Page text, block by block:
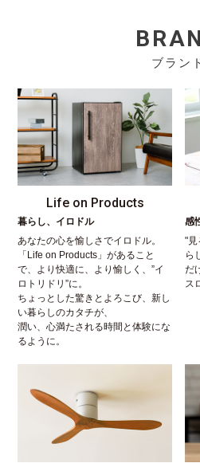
ブラン
Life on Products
暮らし、イロドル
あなたの心を愉しさでイロドル。
「Life on Products」があること
で、より快適に、より愉しく、”イ
ロトリドリ”に。
ちょっとした驚きとよろこび、新し
い暮らしのカタチが、
潤い、心満たされる時間と体験にな
るように。
感
"見
ら
だ
ス